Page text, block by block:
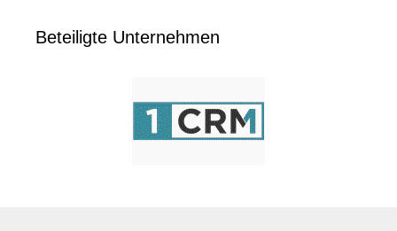
Beteiligte Unternehmen